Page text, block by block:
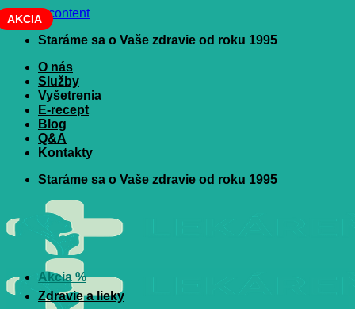
Skip to content
Staráme sa o Vaše zdravie od roku 1995
O nás
Služby
Vyšetrenia
E-recept
Blog
Q&A
Kontakty
Staráme sa o Vaše zdravie od roku 1995
Akcia %
Zdravie a lieky
AKCIA